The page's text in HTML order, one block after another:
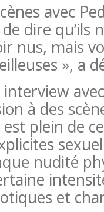
avec
dire
nus, mais
», a
interview
à des
plein de
nudité
et